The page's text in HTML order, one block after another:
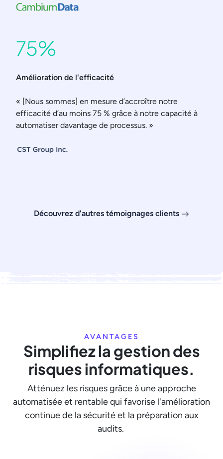
75%
Amélioration de l'efficacité
« [Nous sommes] en mesure d’accroître notre
efficacité d’au moins 75 % grâce à notre capacité à
automatiser davantage de processus. »
Découvrez d'autres témoignages clients
AVANTAGES
Simplifiez la gestion des
risques informatiques.
Atténuez les risques grâce à une approche
automatisée et rentable qui favorise l'amélioration
continue de la sécurité et la préparation aux
audits.